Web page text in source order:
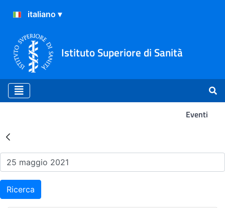
Istituto Superiore di Sanità
Eventi
Risultati della Ricerca -
Ricerca